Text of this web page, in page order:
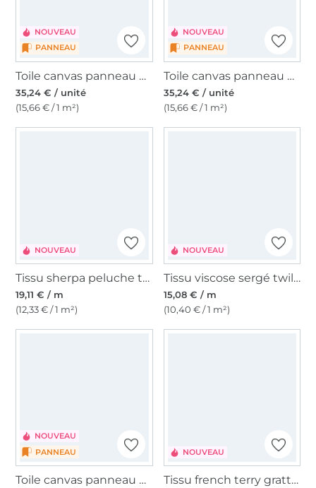
NOUVEAU
PANNEAU
Toile canvas panneau pour sacs Sardines 150 x 150 cm
35,24 € / unité
(15,66 € / 1 m²)
NOUVEAU
PANNEAU
Toile canvas panneau pour sacs Wine Time 150 x 150 cm
35,24 € / unité
(15,66 € / 1 m²)
NOUVEAU
Tissu sherpa peluche teddy Nœud, beige
19,11 € / m
(12,33 € / 1 m²)
NOUVEAU
Tissu viscose sergé twill stripes, baies
15,08 € / m
(10,40 € / 1 m²)
NOUVEAU
PANNEAU
Toile canvas panneau pour sacs Shopper Blue Reverie 125 x 150 cm
NOUVEAU
Tissu french terry gratté Colour Stripes, rose